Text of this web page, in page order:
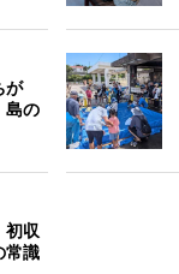
が
島の
初収
識